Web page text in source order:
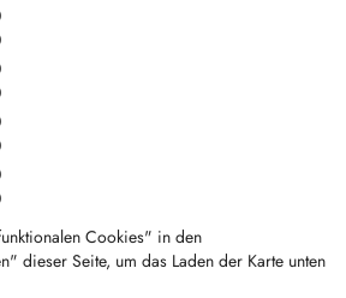
Cookies" in den
dieser Seite, um das Laden der Karte unten